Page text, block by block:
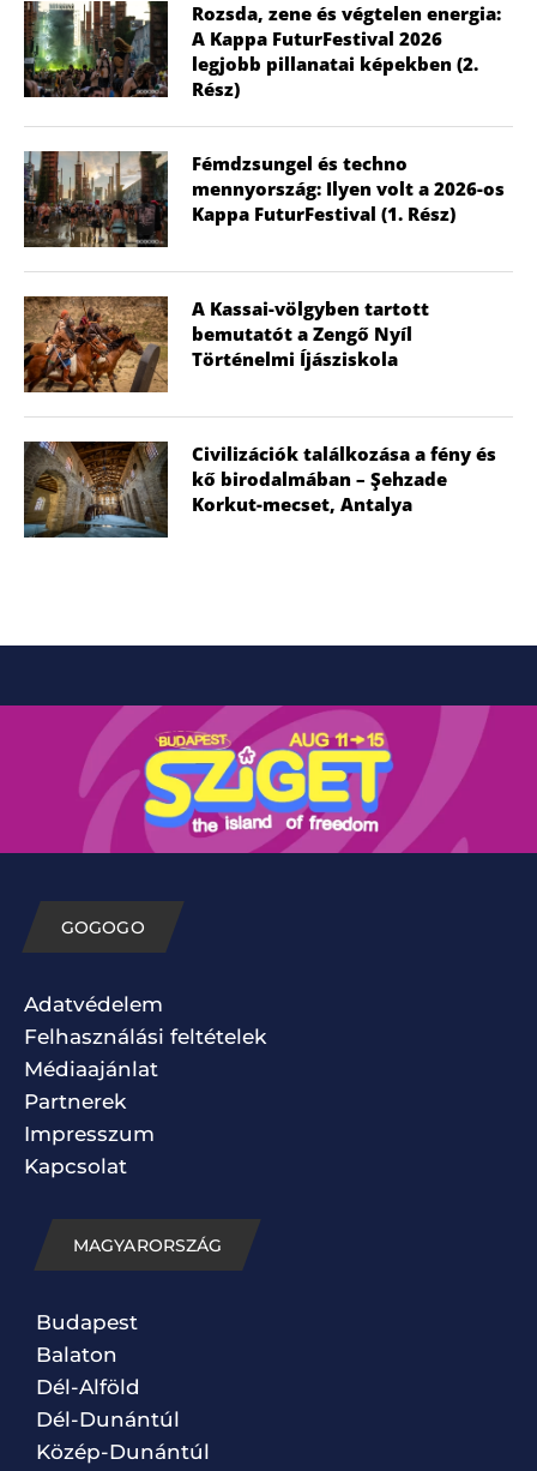
Rozsda, zene és végtelen energia:
A Kappa FuturFestival 2026
legjobb pillanatai képekben (2.
Rész)
Fémdzsungel és techno
mennyország: Ilyen volt a 2026-os
Kappa FuturFestival (1. Rész)
A Kassai-völgyben tartott
bemutatót a Zengő Nyíl
Történelmi Íjásziskola
Civilizációk találkozása a fény és
kő birodalmában – Şehzade
Korkut-mecset, Antalya
GOGOGO
Adatvédelem
Felhasználási feltételek
Médiaajánlat
Partnerek
Impresszum
Kapcsolat
MAGYARORSZÁG
Budapest
Balaton
Dél-Alföld
Dél-Dunántúl
Közép-Dunántúl